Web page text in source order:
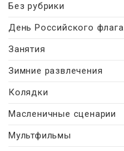
Без рубрики
День Российского флага
Занятия
Зимние развлечения
Колядки
Масленичные сценарии
Мультфильмы